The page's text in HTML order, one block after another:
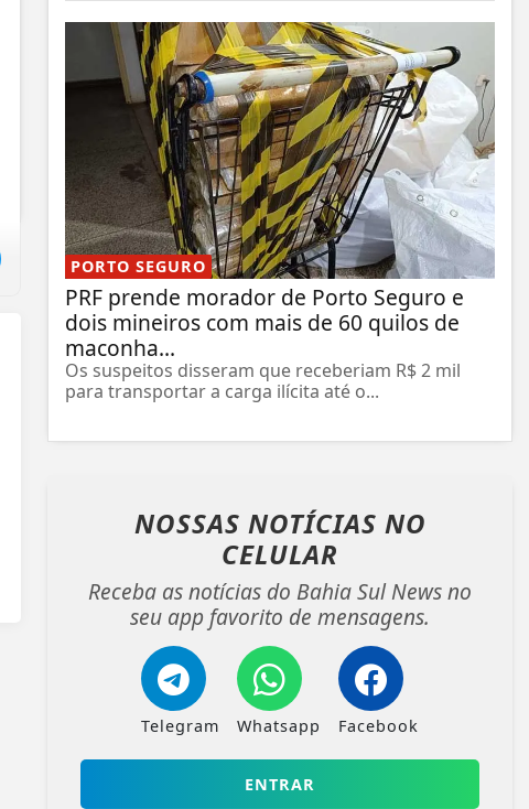
PORTO SEGURO
PRF prende morador de Porto Seguro e
dois mineiros com mais de 60 quilos de
maconha...
Os suspeitos disseram que receberiam R$ 2 mil
para transportar a carga ilícita até o...
NOSSAS NOTÍCIAS NO
CELULAR
Receba as notícias do Bahia Sul News no
seu app favorito de mensagens.
Telegram Whatsapp Facebook
ENTRAR